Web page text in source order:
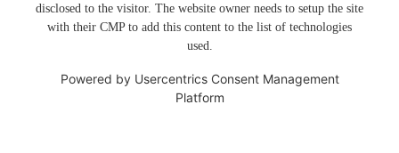
disclosed to the visitor. The website owner needs to setup the site
with their CMP to add this content to the list of technologies
used.
Powered by Usercentrics Consent Management
Platform